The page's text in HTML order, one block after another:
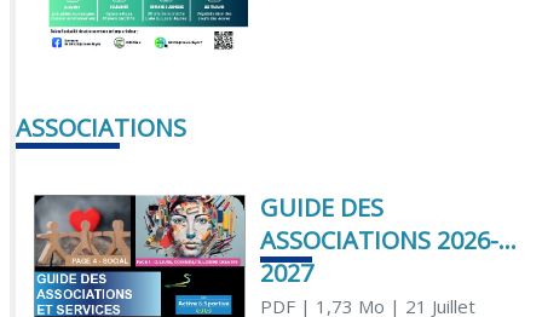
ASSOCIATIONS
GUIDE DES
ASSOCIATIONS 2026-
2027
PDF| 1,73 Mo | 21 Juillet